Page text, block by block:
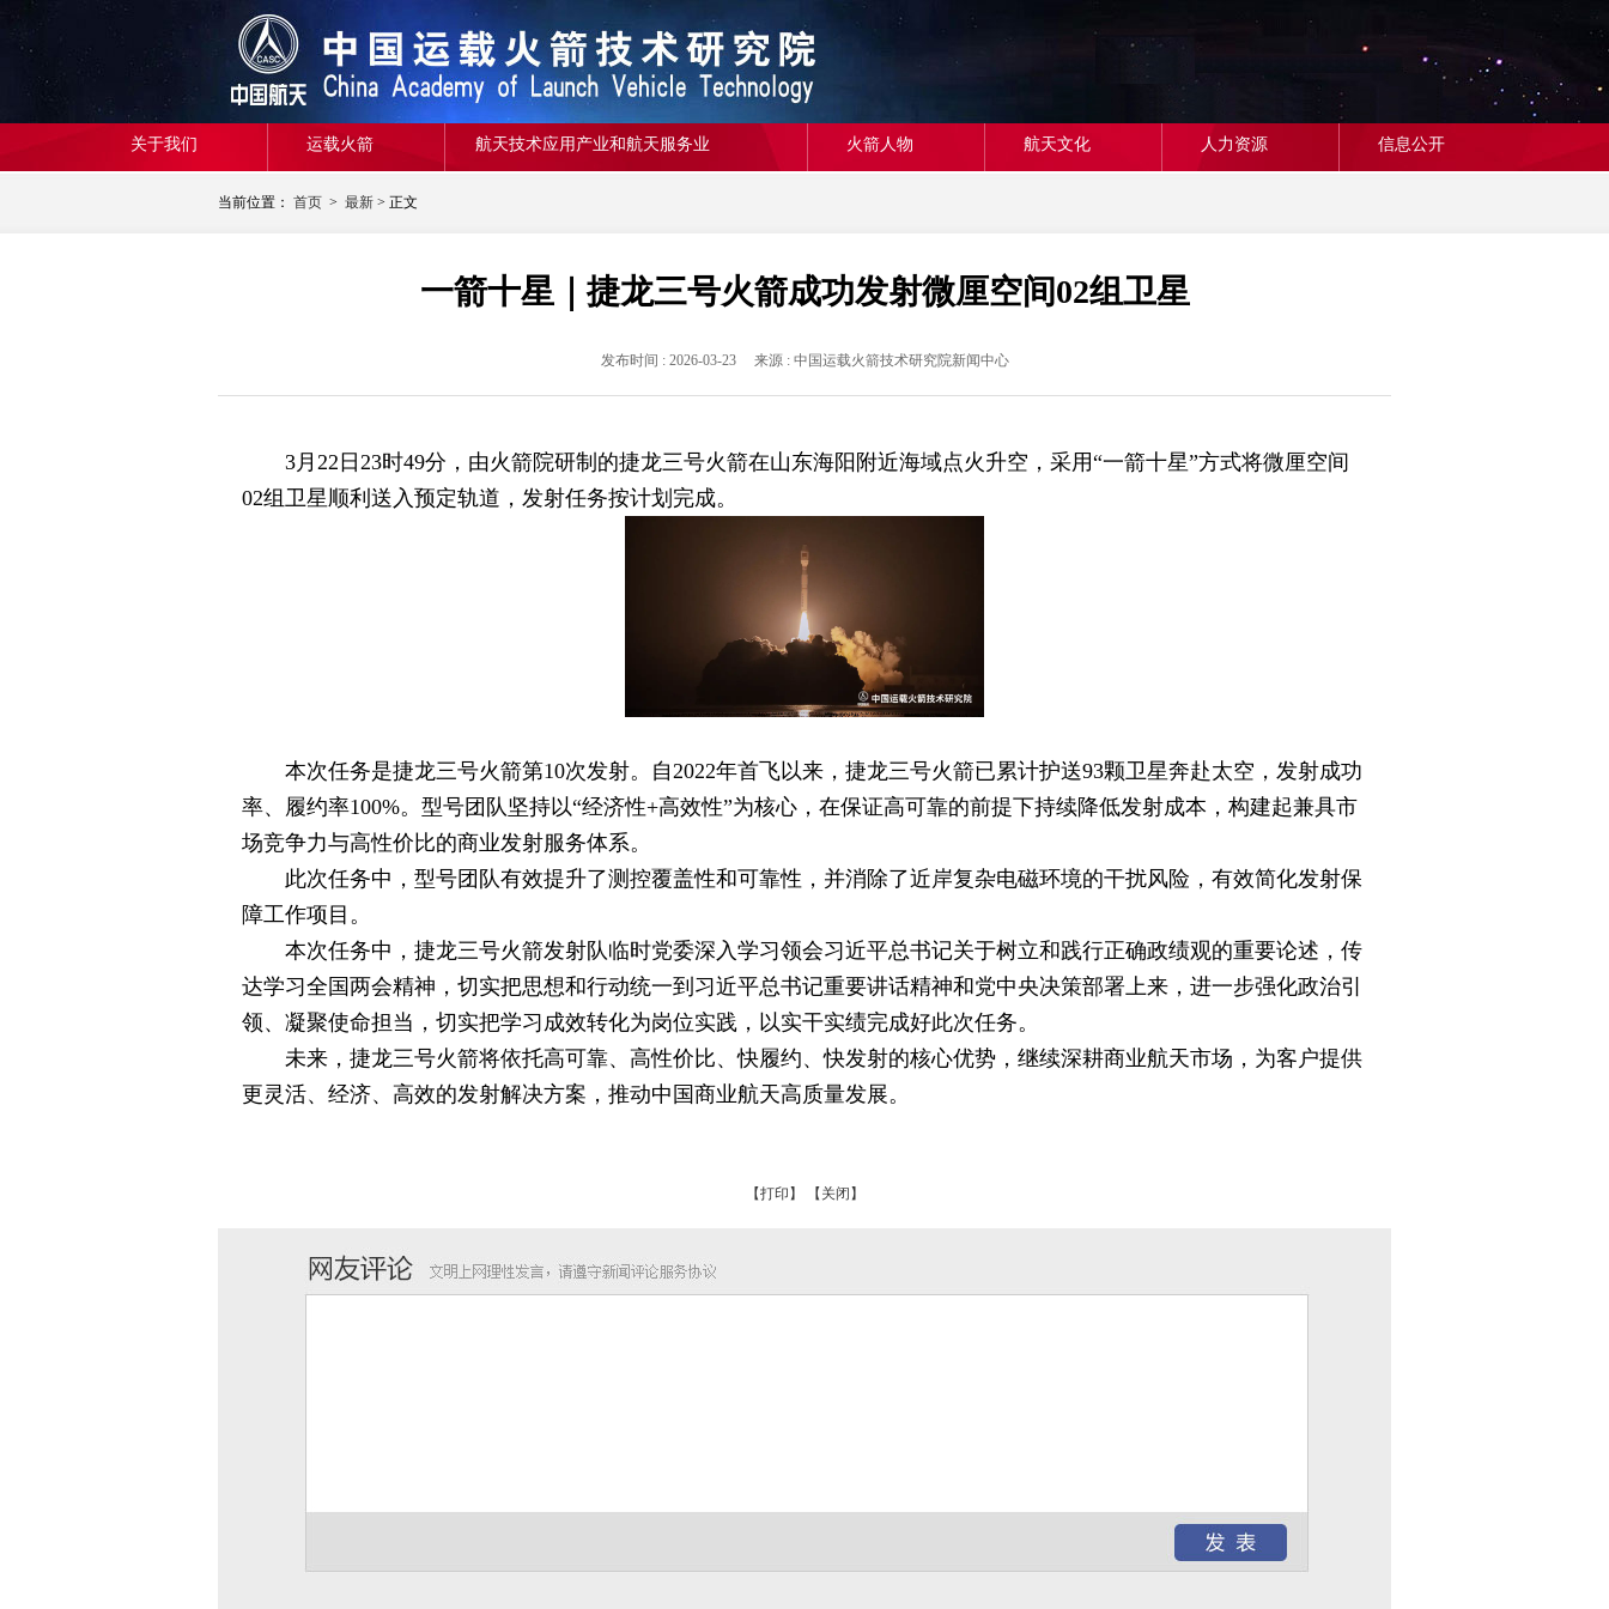
关于我们 运载火箭 航天技术应用产业和航天服务业 火箭人物 航天文化 人力资源 信息公开
当前位置： 首页 > 最新 > 正文
一箭十星｜捷龙三号火箭成功发射微厘空间02组卫星
发布时间 : 2026-03-23 来源 : 中国运载火箭技术研究院新闻中心
3月22日23时49分，由火箭院研制的捷龙三号火箭在山东海阳附近海域点火升空，采用“一箭十星”方式将微厘空间
02组卫星顺利送入预定轨道，发射任务按计划完成。
本次任务是捷龙三号火箭第10次发射。自2022年首飞以来，捷龙三号火箭已累计护送93颗卫星奔赴太空，发射成功
率、履约率100%。型号团队坚持以“经济性+高效性”为核心，在保证高可靠的前提下持续降低发射成本，构建起兼具市
场竞争力与高性价比的商业发射服务体系。
此次任务中，型号团队有效提升了测控覆盖性和可靠性，并消除了近岸复杂电磁环境的干扰风险，有效简化发射保
障工作项目。
本次任务中，捷龙三号火箭发射队临时党委深入学习领会习近平总书记关于树立和践行正确政绩观的重要论述，传
达学习全国两会精神，切实把思想和行动统一到习近平总书记重要讲话精神和党中央决策部署上来，进一步强化政治引
领、凝聚使命担当，切实把学习成效转化为岗位实践，以实干实绩完成好此次任务。
未来，捷龙三号火箭将依托高可靠、高性价比、快履约、快发射的核心优势，继续深耕商业航天市场，为客户提供
更灵活、经济、高效的发射解决方案，推动中国商业航天高质量发展。
【打印】 【关闭】